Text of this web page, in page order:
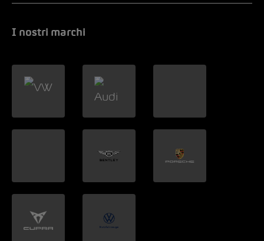
I nostri marchi